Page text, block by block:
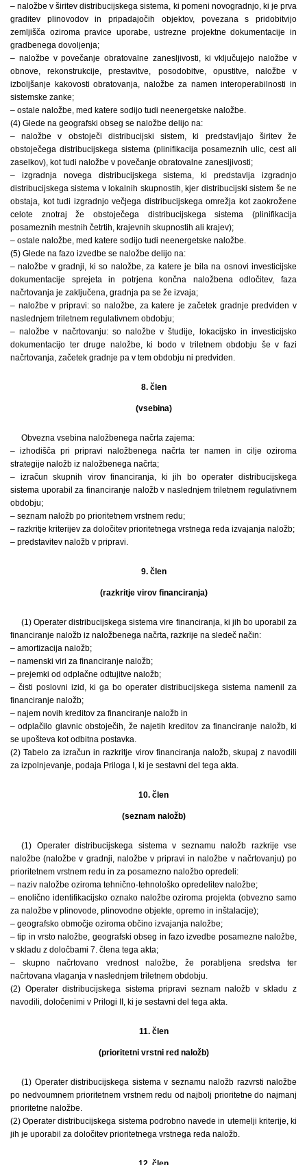
– naložbe v širitev distribucijskega sistema, ki pomeni novogradnjo, ki je prva
graditev plinovodov in pripadajočih objektov, povezana s pridobitvijo
zemljišča oziroma pravice uporabe, ustrezne projektne dokumentacije in
gradbenega dovoljenja;
– naložbe v povečanje obratovalne zanesljivosti, ki vključujejo naložbe v
obnove, rekonstrukcije, prestavitve, posodobitve, opustitve, naložbe v
izboljšanje kakovosti obratovanja, naložbe za namen interoperabilnosti in
sistemske zanke;
– ostale naložbe, med katere sodijo tudi neenergetske naložbe.
(4) Glede na geografski obseg se naložbe delijo na:
– naložbe v obstoječi distribucijski sistem, ki predstavljajo širitev že
obstoječega distribucijskega sistema (plinifikacija posameznih ulic, cest ali
zaselkov), kot tudi naložbe v povečanje obratovalne zanesljivosti;
– izgradnja novega distribucijskega sistema, ki predstavlja izgradnjo
distribucijskega sistema v lokalnih skupnostih, kjer distribucijski sistem še ne
obstaja, kot tudi izgradnjo večjega distribucijskega omrežja kot zaokrožene
celote znotraj že obstoječega distribucijskega sistema (plinifikacija
posameznih mestnih četrtih, krajevnih skupnostih ali krajev);
– ostale naložbe, med katere sodijo tudi neenergetske naložbe.
(5) Glede na fazo izvedbe se naložbe delijo na:
– naložbe v gradnji, ki so naložbe, za katere je bila na osnovi investicijske
dokumentacije sprejeta in potrjena končna naložbena odločitev, faza
načrtovanja je zaključena, gradnja pa se že izvaja;
– naložbe v pripravi: so naložbe, za katere je začetek gradnje predviden v
naslednjem triletnem regulativnem obdobju;
– naložbe v načrtovanju: so naložbe v študije, lokacijsko in investicijsko
dokumentacijo ter druge naložbe, ki bodo v triletnem obdobju še v fazi
načrtovanja, začetek gradnje pa v tem obdobju ni predviden.
8. člen
(vsebina)
Obvezna vsebina naložbenega načrta zajema:
– izhodišča pri pripravi naložbenega načrta ter namen in cilje oziroma
strategije naložb iz naložbenega načrta;
– izračun skupnih virov financiranja, ki jih bo operater distribucijskega
sistema uporabil za financiranje naložb v naslednjem triletnem regulativnem
obdobju;
– seznam naložb po prioritetnem vrstnem redu;
– razkritje kriterijev za določitev prioritetnega vrstnega reda izvajanja naložb;
– predstavitev naložb v pripravi.
9. člen
(razkritje virov financiranja)
(1) Operater distribucijskega sistema vire financiranja, ki jih bo uporabil za
financiranje naložb iz naložbenega načrta, razkrije na sledeč način:
– amortizacija naložb;
– namenski viri za financiranje naložb;
– prejemki od odplačne odtujitve naložb;
– čisti poslovni izid, ki ga bo operater distribucijskega sistema namenil za
financiranje naložb;
– najem novih kreditov za financiranje naložb in
– odplačilo glavnic obstoječih, že najetih kreditov za financiranje naložb, ki
se upošteva kot odbitna postavka.
(2) Tabelo za izračun in razkritje virov financiranja naložb, skupaj z navodili
za izpolnjevanje, podaja Priloga I, ki je sestavni del tega akta.
10. člen
(seznam naložb)
(1) Operater distribucijskega sistema v seznamu naložb razkrije vse
naložbe (naložbe v gradnji, naložbe v pripravi in naložbe v načrtovanju) po
prioritetnem vrstnem redu in za posamezno naložbo opredeli:
– naziv naložbe oziroma tehnično-tehnološko opredelitev naložbe;
– enolično identifikacijsko oznako naložbe oziroma projekta (obvezno samo
za naložbe v plinovode, plinovodne objekte, opremo in inštalacije);
– geografsko območje oziroma občino izvajanja naložbe;
– tip in vrsto naložbe, geografski obseg in fazo izvedbe posamezne naložbe,
v skladu z določbami 7. člena tega akta;
– skupno načrtovano vrednost naložbe, že porabljena sredstva ter
načrtovana vlaganja v naslednjem triletnem obdobju.
(2) Operater distribucijskega sistema pripravi seznam naložb v skladu z
navodili, določenimi v Prilogi II, ki je sestavni del tega akta.
11. člen
(prioritetni vrstni red naložb)
(1) Operater distribucijskega sistema v seznamu naložb razvrsti naložbe
po nedvoumnem prioritetnem vrstnem redu od najbolj prioritetne do najmanj
prioritetne naložbe.
(2) Operater distribucijskega sistema podrobno navede in utemelji kriterije, ki
jih je uporabil za določitev prioritetnega vrstnega reda naložb.